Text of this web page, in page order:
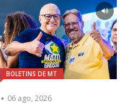
BOLETINS DE MT
06 ago, 2026